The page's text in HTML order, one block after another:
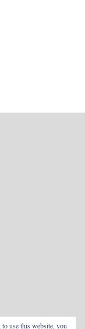
use this website, you